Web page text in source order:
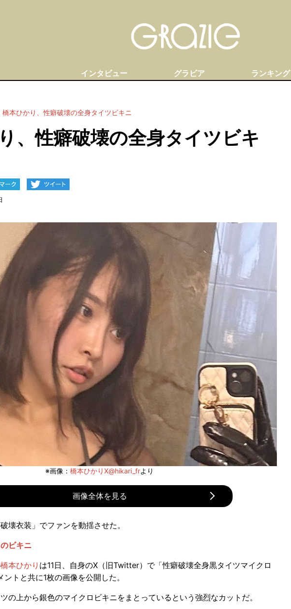
インタビュー グラビア ランキング
橋本ひかり、性癖破壊の全身タイツビキニ
、性癖破壊の全身タイツビキ
※画像：橋本ひかりX@hikari_frより
画像全体を見る
壊衣装」でファンを動揺させた。
ビキニ
橋本ひかり は11日、自身のX（旧Twitter）で「性癖破壊全身黒タイツマイクロ
トと共に1枚の画像を公開した。
の上から銀色のマイクロビキニをまとっているという強烈なカットだ。